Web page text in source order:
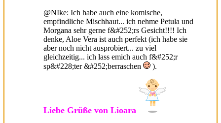
@NIke: Ich habe auch eine komische,
empfindliche Mischhaut... ich nehme Petula und
Morgana sehr gerne f&#252;rs Gesicht!!!! Ich
denke, Aloe Vera ist auch perfekt (ich habe sie
aber noch nicht ausprobiert... zu viel
gleichzeitig... ich lass emich auch f&#252;r
sp&#228;ter &#252;berraschen
).
Liebe Grüße von Lioara